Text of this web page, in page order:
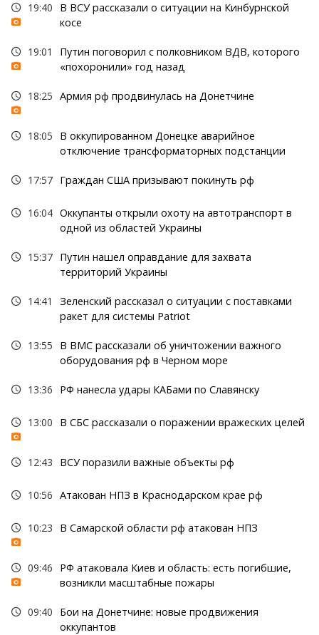
19:40
В ВСУ рассказали о ситуации на Кинбурнской
косе
19:01
Путин поговорил с полковником ВДВ, которого
«похоронили» год назад
18:25 Армия рф продвинулась на Донетчине
18:05
В оккупированном Донецке аварийное
отключение трансформаторных подстанции
17:57 Граждан США призывают покинуть рф
16:04 Оккупанты открыли охоту на автотранспорт в
одной из областей Украины
15:37 Путин нашел оправдание для захвата
территорий Украины
14:41
Зеленский рассказал о ситуации с поставками
ракет для системы Patriot
13:55
В ВМС рассказали об уничтожении важного
оборудования рф в Черном море
13:36 РФ нанесла удары КАБами по Славянску
13:00 В СБС рассказали о поражении вражеских целей
12:43 ВСУ поразили важные объекты рф
10:56 Атакован НПЗ в Краснодарском крае рф
10:23 В Самарской области рф атакован НПЗ
09:46
РФ атаковала Киев и область: есть погибшие,
возникли масштабные пожары
09:40
Бои на Донетчине: новые продвижения
оккупантов